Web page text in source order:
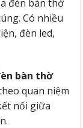
đèn bàn thờ
Có nhiều
đèn led,
bàn thờ
quan niệm
nối giữa